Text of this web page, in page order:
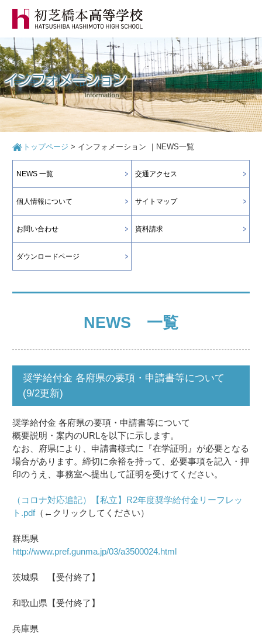
トップページ > インフォメーション ｜NEWS一覧
NEWS 一覧 交通アクセス
個人情報について サイトマップ
お問い合わせ 資料請求
ダウンロードページ
NEWS 一覧
奨学給付金 各府県の要項・申請書等について
(9/2更新)
奨学給付金 各府県の要項・申請書等について
概要説明・案内のURLを以下に示します。
なお、府県により、申請書様式に『在学証明』が必要となる
場合があります。締切に余裕を持って、必要事項を記入・押
印のうえ、事務室へ提出して証明を受けてください。
（コロナ対応追記）【私立】R2年度奨学給付金リーフレッ
ト.pdf（←クリックしてください）
群馬県
http://www.pref.gunma.jp/03/a3500024.html
茨城県 【受付終了】
和歌山県【受付終了】
兵庫県